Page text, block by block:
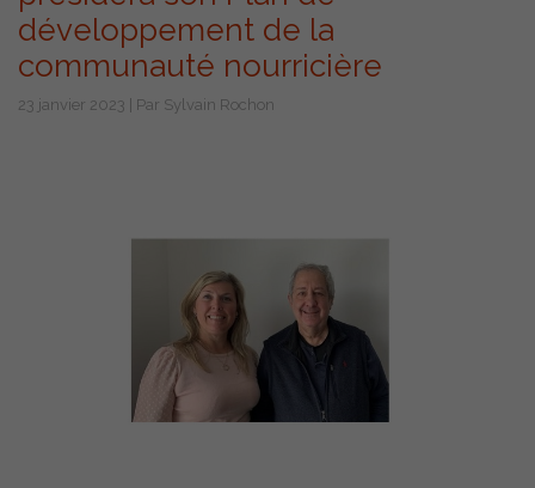
développement de la
communauté nourricière
23 janvier 2023 | Par Sylvain Rochon